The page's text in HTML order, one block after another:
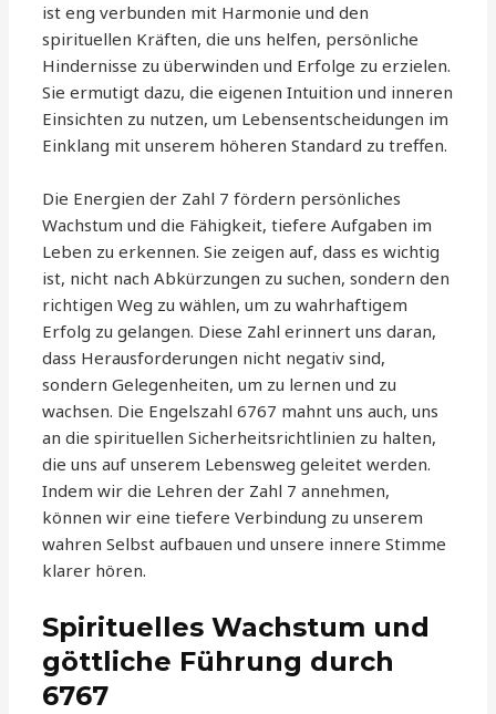
ist eng verbunden mit Harmonie und den
spirituellen Kräften, die uns helfen, persönliche
Hindernisse zu überwinden und Erfolge zu erzielen.
Sie ermutigt dazu, die eigenen Intuition und inneren
Einsichten zu nutzen, um Lebensentscheidungen im
Einklang mit unserem höheren Standard zu treffen.
Die Energien der Zahl 7 fördern persönliches
Wachstum und die Fähigkeit, tiefere Aufgaben im
Leben zu erkennen. Sie zeigen auf, dass es wichtig
ist, nicht nach Abkürzungen zu suchen, sondern den
richtigen Weg zu wählen, um zu wahrhaftigem
Erfolg zu gelangen. Diese Zahl erinnert uns daran,
dass Herausforderungen nicht negativ sind,
sondern Gelegenheiten, um zu lernen und zu
wachsen. Die Engelszahl 6767 mahnt uns auch, uns
an die spirituellen Sicherheitsrichtlinien zu halten,
die uns auf unserem Lebensweg geleitet werden.
Indem wir die Lehren der Zahl 7 annehmen,
können wir eine tiefere Verbindung zu unserem
wahren Selbst aufbauen und unsere innere Stimme
klarer hören.
Spirituelles Wachstum und
göttliche Führung durch
6767